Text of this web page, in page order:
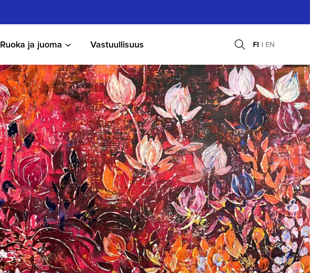
Ruoka ja juoma Vastuullisuus FI EN